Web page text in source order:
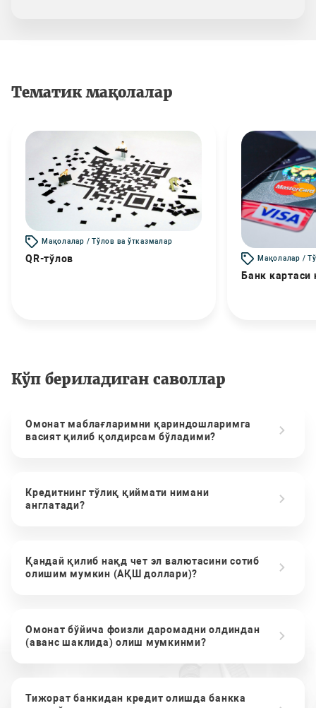
Тематик мақолалар
Мақолалар / Тўлов ва ўтказмалар
QR-тўлов Мақолалар /
Банк картаси
Кўп бериладиган саволлар
Омонат маблағларимни қариндошларимга
васият қилиб қолдирсам бўладими?
Кредитнинг тўлиқ қиймати нимани
англатади?
Қандай қилиб нақд чет эл валютасини сотиб
олишим мумкин (АҚШ доллари)?
Омонат бўйича фоизли даромадни олдиндан
(аванс шаклида) олиш мумкинми?
Тижорат банкидан кредит олишда банкка